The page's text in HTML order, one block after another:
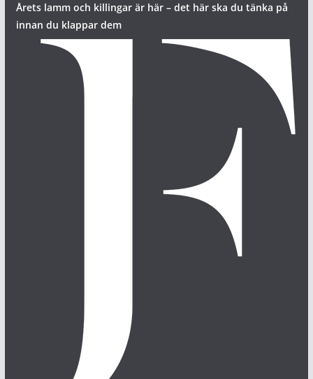
Årets lamm och killingar är här – det här ska du tänka på
innan du klappar dem